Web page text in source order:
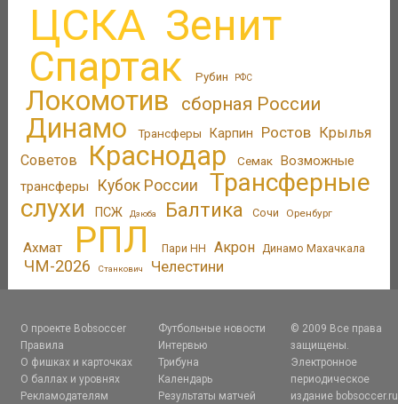
ЦСКА Зенит
Спартак Рубин РФС
Локомотив сборная России
Динамо Трансферы Карпин Ростов Крылья
Советов
Краснодар Семак Возможные
трансферы
Кубок России
Трансферные
слухи
ПСЖ Дзюба Балтика Сочи Оренбург
Ахмат РПЛ Пари НН Акрон Динамо Махачкала
ЧМ-2026 Станкович Челестини
О проекте Bobsoccer
Правила
О фишках и карточках
О баллах и уровнях
Рекламодателям
Футбольные новости
Интервью
Трибуна
Календарь
Результаты матчей
© 2009 Все права
защищены.
Электронное
периодическое
издание bobsoccer.ru